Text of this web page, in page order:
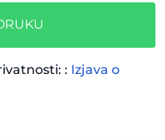
: Izjava o